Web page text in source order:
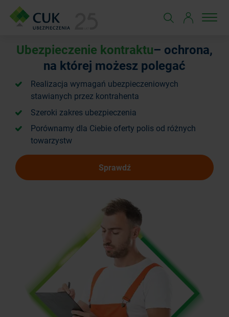
Ubezpieczenie kontraktu– ochrona,
na której możesz polegać
Realizacja wymagań ubezpieczeniowych
stawianych przez kontrahenta
Szeroki zakres ubezpieczenia
Porównamy dla Ciebie oferty polis od różnych
towarzystw
Sprawdź